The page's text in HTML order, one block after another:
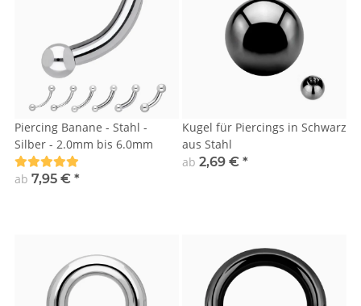
Piercing Banane - Stahl -
Silber - 2.0mm bis 6.0mm
ab 7,95 € *
Kugel für Piercings in Schwarz
aus Stahl
ab 2,69 € *